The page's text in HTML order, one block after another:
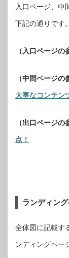
入口ページ、中
下記の通りです。
（入口ページ
（中間ページ
大事なコンテン
（出口ページ
点！
ランディング
全体図に記載す
ンディングペー